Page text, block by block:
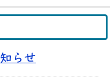
らせ